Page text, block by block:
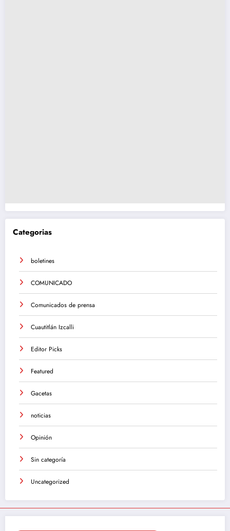
Categorias
boletines
COMUNICADO
Comunicados de prensa
Cuautitlán Izcalli
Editor Picks
Featured
Gacetas
noticias
Opinión
Sin categoría
Uncategorized